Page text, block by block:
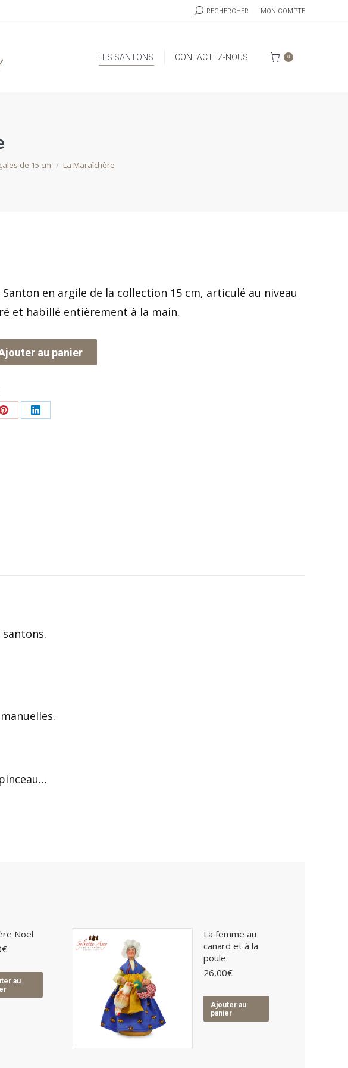
RECHERCHE
RECHERCHER MON COMPTE
LES SANTONS CONTACTEZ-NOUS 0
de 15 cm La Maraîchère
Santon en argile de la collection 15 cm, articulé au niveau
et habillé entièrement à la main.
au panier
PartagerPartager
Noël
€
au
La femme au
canard et à la
poule
26,00€
Ajouter au
panier